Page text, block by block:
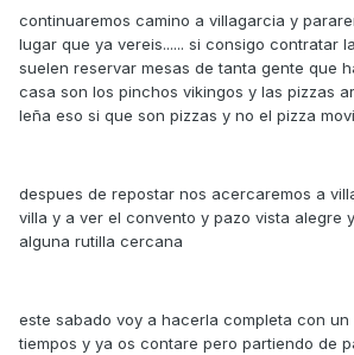
continuaremos camino a villagarcia y
lugar que ya vereis...... si consigo contratar
suelen reservar mesas de tanta gente que
casa son los pinchos vikingos y las pizzas
leña eso si que son pizzas y no el pizza
despues de repostar nos acercaremos a
villa y a ver el convento y pazo vista alegre
alguna rutilla cercana
este sabado voy a hacerla completa con un
tiempos y ya os contare pero partiendo de